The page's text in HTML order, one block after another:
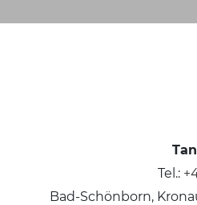
Tel.:
Bad-Schönborn,